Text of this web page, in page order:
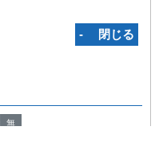
‐ 閉じる
無